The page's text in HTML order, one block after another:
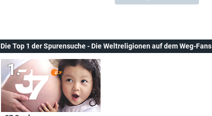
Die Top 1 der Spurensuche - Die Weltreligionen auf dem Weg-Fans